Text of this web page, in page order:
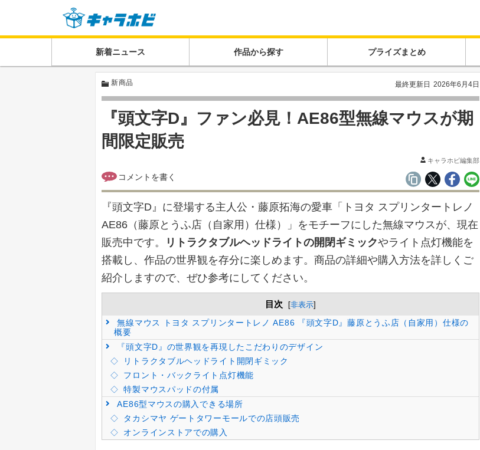
新着ニュース 作品から探す プライズまとめ
新商品 最終更新日 2026年6月4日
『頭文字D』ファン必見！AE86型無線マウスが期
間限定販売
キャラホビ編集部
『頭文字D』に登場する主人公・藤原拓海の愛車「トヨタ スプリンタートレノ
AE86（藤原とうふ店（自家用）仕様）」をモチーフにした無線マウスが、現在
販売中です。
リトラクタブルヘッドライトの開閉ギミックやライト点灯機能を
搭載し、作品の世界観を存分に楽しめます。商品の詳細や購入方法を詳しくご
紹介しますので、ぜひ参考にしてください。
目次 [非表示]
無線マウス トヨタ スプリンタートレノ AE86 『頭文字D』藤原とうふ店（自家用）仕様の
概要
『頭文字D』の世界観を再現したこだわりのデザイン
リトラクタブルヘッドライト開閉ギミック
フロント・バックライト点灯機能
特製マウスパッドの付属
AE86型マウスの購入できる場所
タカシマヤ ゲートタワーモールでの店頭販売
オンラインストアでの購入